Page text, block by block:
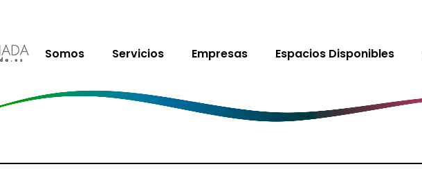
Somos Servicios Empresas Espacios Disponibles